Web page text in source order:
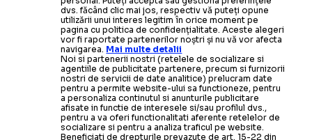
dvs. făcând clic mai jos, respectiv vă puteți opune
utilizării unui interes legitim în orice moment pe
pagina cu politica de confidențialitate. Aceste alegeri
vor fi raportate partenerilor noștri și nu vă vor afecta
navigarea. Mai multe detalii
Noi si partenerii nostri (retelele de socializare si
agentiile de publicitate partenere, precum si furnizorii
nostri de servicii de date analitice) prelucram date
pentru a permite website-ului sa functioneze, pentru
a personaliza continutul si anunturile publicitare
afisate in functie de interesele si/sau profilul dvs.,
pentru a va oferi functionalitati aferente retelelor de
socializare si pentru a analiza traficul pe website.
Beneficiati de drepturile prevazute de art. 15-22 din